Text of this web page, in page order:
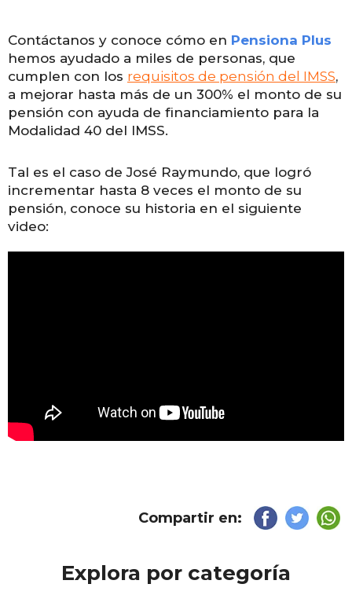
Contáctanos y conoce cómo en Pensiona Plus
hemos ayudado a miles de personas, que
cumplen con los requisitos de pensión del IMSS,
a mejorar hasta más de un 300% el monto de su
pensión con ayuda de financiamiento para la
Modalidad 40 del IMSS.
Tal es el caso de José Raymundo, que logró
incrementar hasta 8 veces el monto de su
pensión, conoce su historia en el siguiente
video:
Compartir en:
Explora por categoría